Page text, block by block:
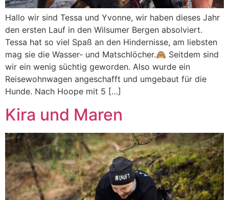
Hallo wir sind Tessa und Yvonne, wir haben dieses Jahr
den ersten Lauf in den Wilsumer Bergen absolviert.
Tessa hat so viel Spaß an den Hindernisse, am liebsten
mag sie die Wasser- und Matschlöcher.🙈 Seitdem sind
wir ein wenig süchtig geworden. Also wurde ein
Reisewohnwagen angeschafft und umgebaut für die
Hunde. Nach Hoope mit 5 […]
Kira und Maren